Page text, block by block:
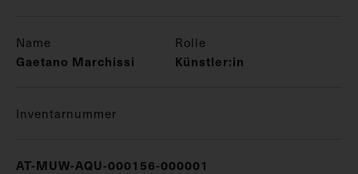
Name Rolle
Gaetano Marchissi Künstler:in
Inventarnummer
AT-MUW-AQU-000156-000001